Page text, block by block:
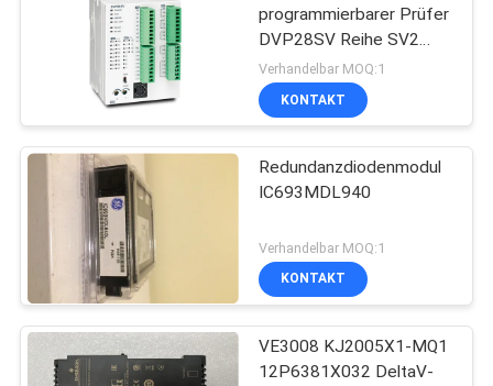
programmierbarer Prüfer
DVP28SV Reihe SV2
PLC Logik-Prüfer
Verhandelbar MOQ:1
KONTAKT
Redundanzdiodenmodul
IC693MDL940
Verhandelbar MOQ:1
KONTAKT
VE3008 KJ2005X1-MQ1
12P6381X032 DeltaV-